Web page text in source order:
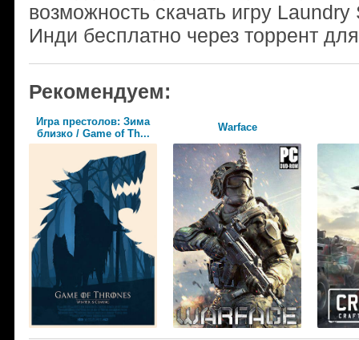
возможность скачать игру
Инди бесплатно через торрент
Рекомендуем:
Игра престолов: Зима
близко / Game of Th...
Warface